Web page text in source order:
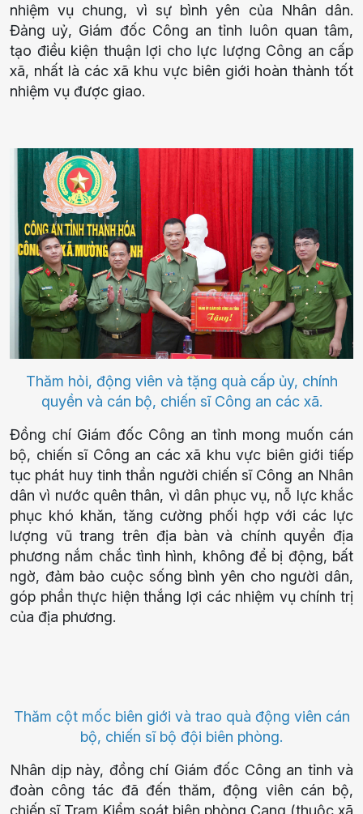
nhiệm vụ chung, vì sự bình yên của Nhân dân.
Đảng uỷ, Giám đốc Công an tỉnh luôn quan tâm,
tạo điều kiện thuận lợi cho lực lượng Công an cấp
xã, nhất là các xã khu vực biên giới hoàn thành tốt
nhiệm vụ được giao.
Thăm hỏi, động viên và tặng quà cấp ủy, chính
quyền và cán bộ, chiến sĩ Công an các xã.
Đồng chí Giám đốc Công an tỉnh mong muốn cán
bộ, chiến sĩ Công an các xã khu vực biên giới tiếp
tục phát huy tinh thần người chiến sĩ Công an Nhân
dân vì nước quên thân, vì dân phục vụ, nỗ lực khắc
phục khó khăn, tăng cường phối hợp với các lực
lượng vũ trang trên địa bàn và chính quyền địa
phương nắm chắc tình hình, không để bị động, bất
ngờ, đảm bảo cuộc sống bình yên cho người dân,
góp phần thực hiện thắng lợi các nhiệm vụ chính trị
của địa phương.
Thăm cột mốc biên giới và trao quà động viên cán
bộ, chiến sĩ bộ đội biên phòng.
Nhân dịp này, đồng chí Giám đốc Công an tỉnh và
đoàn công tác đã đến thăm, động viên cán bộ,
chiến sĩ Trạm Kiểm soát biên phòng Cang (thuộc xã